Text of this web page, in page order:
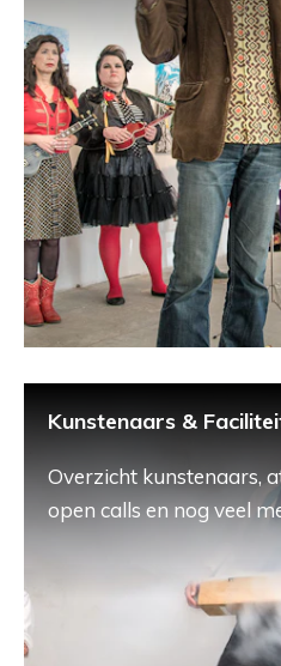
Kunstenaars &
Overzicht kunstenaars,
open calls en nog veel